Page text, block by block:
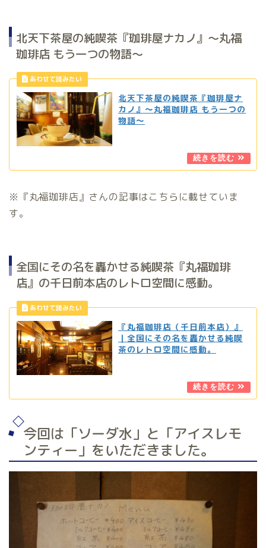
北天下茶屋の純喫茶『珈琲屋ナカノ』〜丸福
珈琲店 もう一つの物語〜
北天下茶屋の純喫茶『珈琲屋ナ
カノ』〜丸福珈琲店 もう一つの
物語〜
※『丸福珈琲店』さんの記事はこちらに載せていま
す。
全国にその名を轟かせる純喫茶『丸福珈琲
店』の千日前本店のレトロ空間に感動。
『丸福珈琲店（千日前本店）』
｜全国にその名を轟かせる純喫
茶のレトロ空間に感動。
今回は「ソーダ水」と「アイスレモ
ンティー」をいただきました。